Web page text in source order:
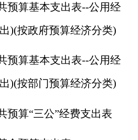
预算基本支出表--公用经
)(按政府预算经济分类)
预算基本支出表--公用经
)(按部门预算经济分类)
预算“三公”经费支出表